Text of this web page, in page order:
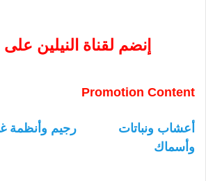
إنضم لقناة النيلين
Promotion Content
أعشاب ونباتات رجيم وأنظمة
وأسماك